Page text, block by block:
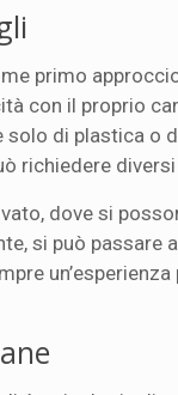
primo
con il proprio
solo di plastica o
richiedere
dove si
si può passare